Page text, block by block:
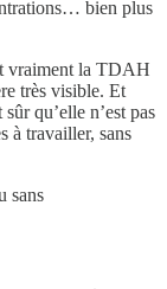
bien plus
vraiment la TDAH
très visible. Et
qu’elle n’est pas
à travailler, sans
sans